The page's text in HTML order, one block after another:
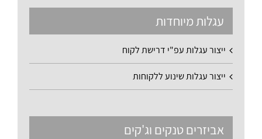
עגלות מיוחדות
ייצור עגלות עפ"י דרישת לקוח
ייצור עגלות שינוע ללקוחות
אביזרים טנקים וג'קים